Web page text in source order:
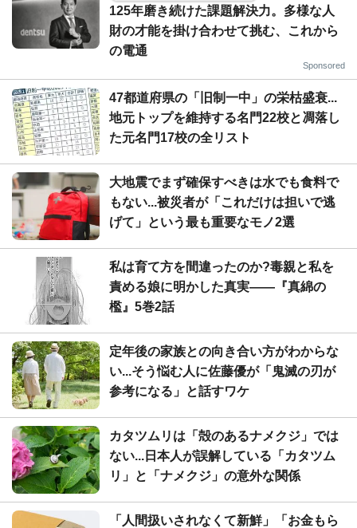
125年磨き続けた課題解決力。多様な人
財の才能を掛け合わせて挑む、これから
の電通
Sponsored
47都道府県の「旧制一中」の栄枯盛衰...
地元トップを維持する名門22校と凋落し
た元名門17校の全リスト
大地震でまず確保すべきは水でも食料で
もない...被災者が「これだけは担いで逃
げて」という最も重要なモノ2選
私は育て方を間違ったのか?毒親と私を
責める娘に明かした真実――『真綿の
檻』5巻2話
定年後の家族との向き合い方がわからな
い...そう悩む人に佐藤優が「鬼滅の刃が
参考になる」と話すワケ
カタツムリは「殻のあるナメクジ」では
ない...日本人が誤解している「カタツム
リ」と「ナメクジ」の意外な関係
「人間扱いされなくて新鮮」「お金もら